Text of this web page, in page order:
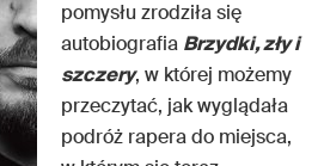
pomysłu zrodziła się
autobiografia Brzydki, zły i
szczery, w której możemy
przeczytać, jak wyglądała
podróż rapera do miejsca,